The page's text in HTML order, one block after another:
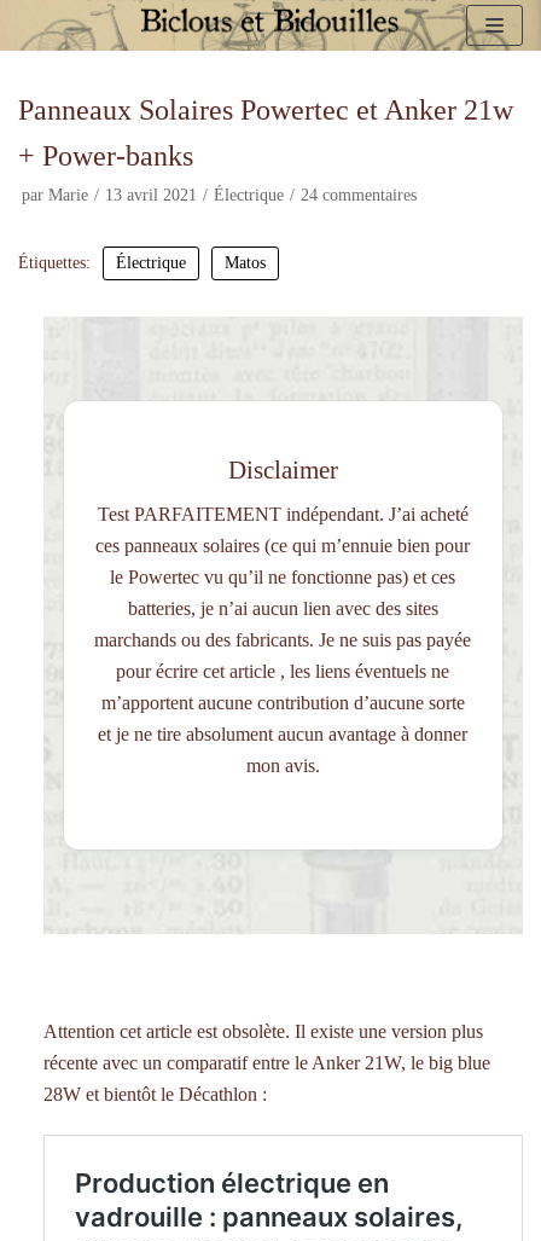
au
Panneaux Solaires Powertec et Anker 21w
+ Power-banks
par Marie 13 avril 2021 Électrique 24 commentaires
Étiquettes: Électrique Matos
Disclaimer
Test PARFAITEMENT indépendant. J’ai acheté
ces panneaux solaires (ce qui m’ennuie bien pour
le Powertec vu qu’il ne fonctionne pas) et ces
batteries, je n’ai aucun lien avec des sites
marchands ou des fabricants. Je ne suis pas payée
pour écrire cet article , les liens éventuels ne
m’apportent aucune contribution d’aucune sorte
et je ne tire absolument aucun avantage à donner
mon avis.
Attention cet article est obsolète. Il existe une version plus
récente avec un comparatif entre le Anker 21W, le big blue
28W et bientôt le Décathlon :